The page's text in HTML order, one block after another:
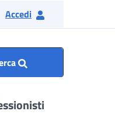
Accedi